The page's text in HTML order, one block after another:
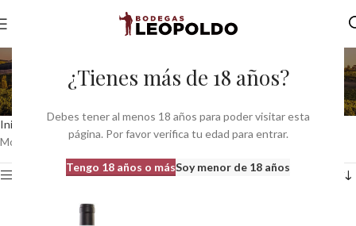
¿Tienes más de 18 años?
Debes tener al menos 18 años para poder visitar esta
página. Por favor verifica tu edad para entrar.
Tengo 18 años o másSoy menor de 18 años
Cariñena, Garnacha y
Merlot
Inicio Variedades del producto Cariñena, Garnacha y Merlot
Mostrando el único resultado
Ver barra lateral